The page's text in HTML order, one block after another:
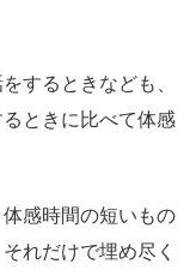
するときなども、
ときに比べて体感
体感時間の短いもの
れだけで埋め尽く